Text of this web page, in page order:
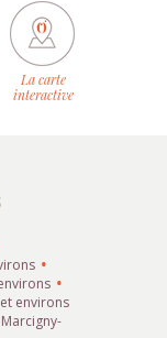
La carte
interactive
environs